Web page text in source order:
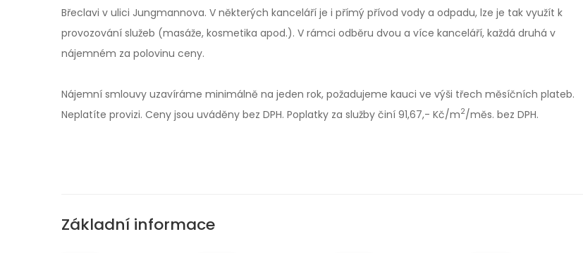
Břeclavi v ulici Jungmannova. V některých kanceláří je i přímý přívod vody a odpadu, lze je tak využít k
provozování služeb (masáže, kosmetika apod.). V rámci odběru dvou a více kanceláří, každá druhá v
nájemném za polovinu ceny.
Nájemní smlouvy uzavíráme minimálně na jeden rok, požadujeme kauci ve výši třech měsíčních plateb.
Neplatíte provizi. Ceny jsou uváděny bez DPH. Poplatky za služby činí 91,67,- Kč/m2/měs. bez DPH.
Základní informace